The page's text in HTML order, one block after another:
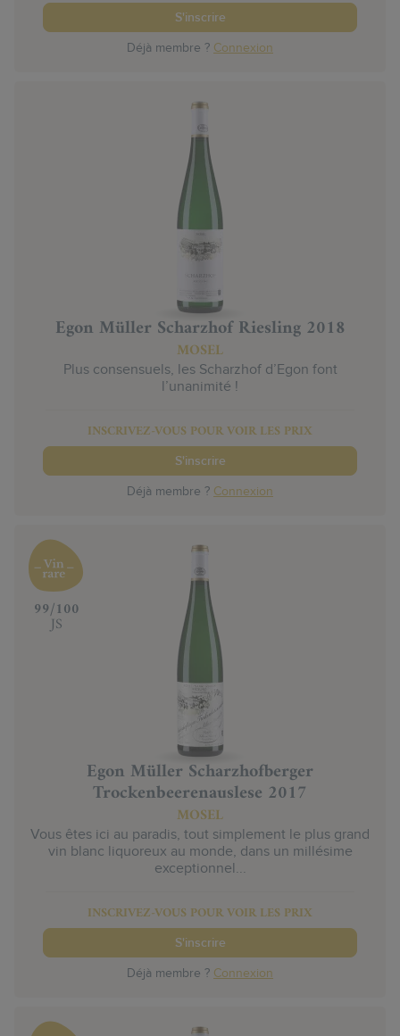
S'inscrire
Déjà membre ? Connexion
Egon Müller Scharzhof Riesling 2018
MOSEL
Plus consensuels, les Scharzhof d’Egon font
l’unanimité !
INSCRIVEZ-VOUS POUR VOIR LES PRIX
S'inscrire
Déjà membre ? Connexion
‍99/100
JS
Egon Müller Scharzhofberger
Trockenbeerenauslese 2017
MOSEL
Vous êtes ici au paradis, tout simplement le plus grand
vin blanc liquoreux au monde, dans un millésime
exceptionnel...
INSCRIVEZ-VOUS POUR VOIR LES PRIX
S'inscrire
Déjà membre ? Connexion